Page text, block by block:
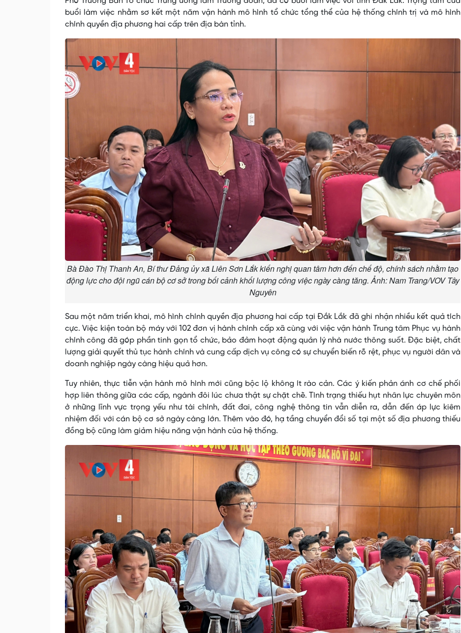
buổi làm việc nhằm sơ kết một năm vận hành mô hình tổ chức tổng thể của hệ thống chính trị và mô hình
chính quyền địa phương hai cấp trên địa bàn tỉnh.
Bà Đào Thị Thanh An, Bí thư Đảng ủy xã Liên Sơn Lắk kiến nghị quan tâm hơn đến chế độ, chính sách nhằm tạo
động lực cho đội ngũ cán bộ cơ sở trong bối cảnh khối lượng công việc ngày càng tăng. Ảnh: Nam Trang/VOV Tây
Nguyên
Sau một năm triển khai, mô hình chính quyền địa phương hai cấp tại Đắk Lắk đã ghi nhận nhiều kết quả tích
cực. Việc kiện toàn bộ máy với 102 đơn vị hành chính cấp xã cùng với việc vận hành Trung tâm Phục vụ hành
chính công đã góp phần tinh gọn tổ chức, bảo đảm hoạt động quản lý nhà nước thông suốt. Đặc biệt, chất
lượng giải quyết thủ tục hành chính và cung cấp dịch vụ công có sự chuyển biến rõ rệt, phục vụ người dân và
doanh nghiệp ngày càng hiệu quả hơn.
Tuy nhiên, thực tiễn vận hành mô hình mới cũng bộc lộ không ít rào cản. Các ý kiến phản ánh cơ chế phối
hợp liên thông giữa các cấp, ngành đôi lúc chưa thật sự chặt chẽ. Tình trạng thiếu hụt nhân lực chuyên môn
ở những lĩnh vực trọng yếu như tài chính, đất đai, công nghệ thông tin vẫn diễn ra, dẫn đến áp lực kiêm
nhiệm đối với cán bộ cơ sở ngày càng lớn. Thêm vào đó, hạ tầng chuyển đổi số tại một số địa phương thiếu
đồng bộ cũng làm giảm hiệu năng vận hành của hệ thống.